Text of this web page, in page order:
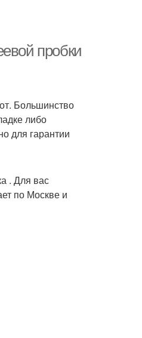
пробки
Большинство
либо
для гарантии
. Для вас
по Москве и